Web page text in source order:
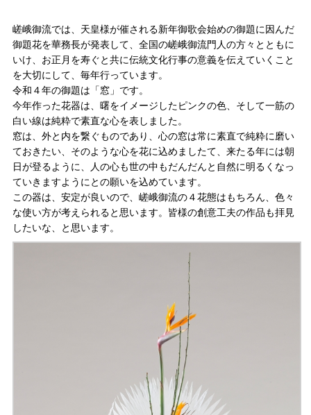
嵯峨御流では、天皇様が催される新年御歌会始めの御題に因んだ
御題花を華務長が発表して、全国の嵯峨御流門人の方々とともに
いけ、お正月を寿ぐと共に伝統文化行事の意義を伝えていくこと
を大切にして、毎年行っています。
令和４年の御題は「窓」です。
今年作った花器は、曙をイメージしたピンクの色、そして一筋の
白い線は純粋で素直な心を表しました。
窓は、外と内を繋ぐものであり、心の窓は常に素直で純粋に磨い
ておきたい、そのような心を花に込めましたて、来たる年には朝
日が登るように、人の心も世の中もだんだんと自然に明るくなっ
ていきますようにとの願いを込めています。
この器は、安定が良いので、嵯峨御流の４花態はもちろん、色々
な使い方が考えられると思います。皆様の創意工夫の作品も拝見
したいな、と思います。